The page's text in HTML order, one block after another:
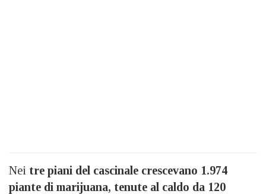
Nei tre piani del cascinale crescevano 1.974
piante di marijuana, tenute al caldo da 120